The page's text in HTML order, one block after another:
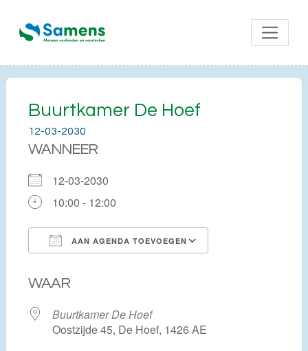
Buurtkamer De Hoef
12-03-2030
WANNEER
12-03-2030
10:00 - 12:00
AAN AGENDA TOEVOEGEN
WAAR
Buurtkamer De Hoef
Oostzijde 45, De Hoef, 1426 AE